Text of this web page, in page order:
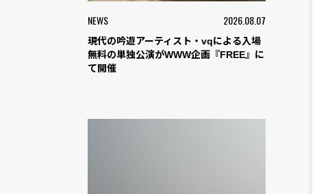
NEWS 2026.08.07
現代の吟遊アーティスト・vqによる入場
無料の単独公演がWWW企画『FREE』に
て開催